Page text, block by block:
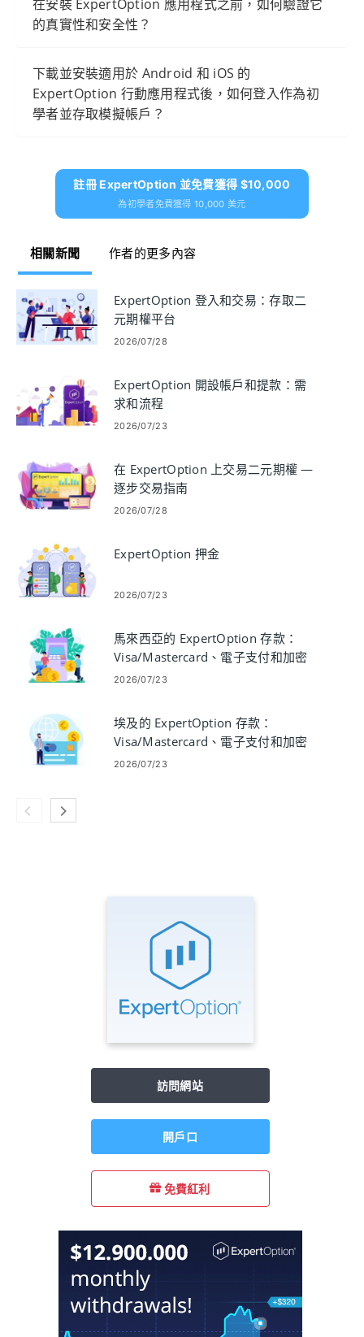
在安裝 ExpertOption 應用程式之前，如何驗證它
的真實性和安全性？
下載並安裝適用於 Android 和 iOS 的
ExpertOption 行動應用程式後，如何登入作為初
學者並存取模擬帳戶？
註冊 ExpertOption 並免費獲得 $10,000
為初學者免費獲得 10,000 美元
相關新聞 作者的更多內容
ExpertOption 登入和交易：存取二
元期權平台
2026/07/28
ExpertOption 開設帳戶和提款：需
求和流程
2026/07/23
在 ExpertOption 上交易二元期權 —
逐步交易指南
2026/07/28
ExpertOption 押金
2026/07/23
馬來西亞的 ExpertOption 存款：
Visa/Mastercard、電子支付和加密
貨幣
2026/07/23
埃及的 ExpertOption 存款：
Visa/Mastercard、電子支付和加密
貨幣
2026/07/23
訪問網站
開戶口
免費紅利